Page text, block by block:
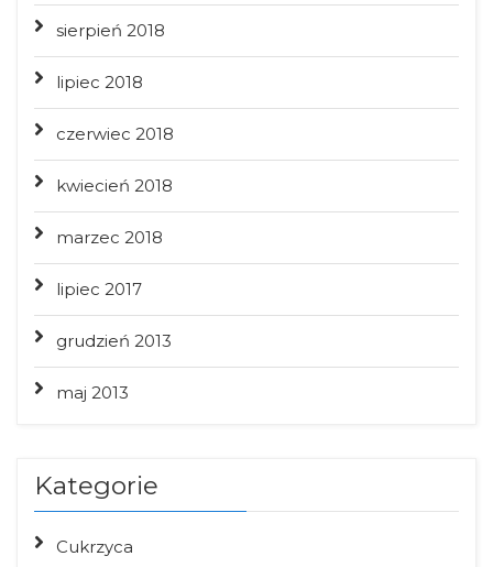
sierpień 2018
lipiec 2018
czerwiec 2018
kwiecień 2018
marzec 2018
lipiec 2017
grudzień 2013
maj 2013
Kategorie
Cukrzyca